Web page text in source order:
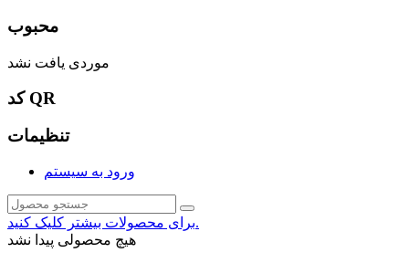
محبوب
موردی یافت نشد
کد QR
تنظیمات
ورود به سیستم
برای محصولات بیشتر کلیک کنید.
هیچ محصولی پیدا نشد